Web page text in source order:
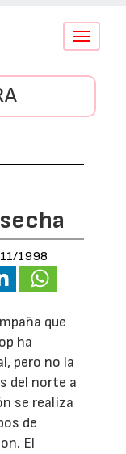
Conmutar
1998
que
ha
pero no la
del norte a
se realiza
de
El